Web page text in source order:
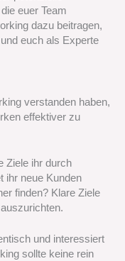
euer Team
dazu beitragen,
euch als Experte
verstanden haben,
effektiver zu
Ziele ihr durch
ihr neue Kunden
finden? Klare Ziele
und interessiert
sollte keine rein